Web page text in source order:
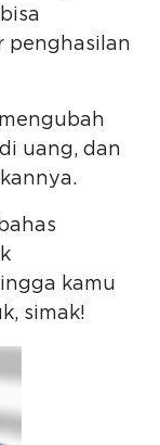
penghasilan
uang, dan
kamu
simak!